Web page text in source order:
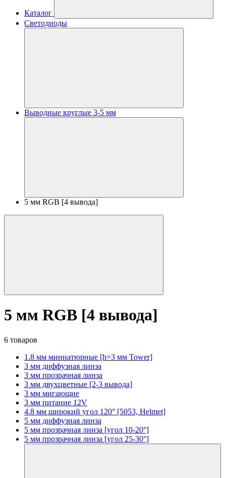
Каталог
Светодиоды
Выводные круглые 3-5 мм
5 мм RGB [4 вывода]
5 мм RGB [4 вывода]
6 товаров
1.8 мм миниатюрные [h=3 мм Tower]
3 мм диффузная линза
3 мм прозрачная линза
3 мм двухцветные [2-3 вывода]
3 мм мигающие
3 мм питание 12V
4.8 мм широкий угол 120° [5053, Helmet]
5 мм диффузная линза
5 мм прозрачная линза [угол 10-20°]
5 мм прозрачная линза [угол 25-30°]